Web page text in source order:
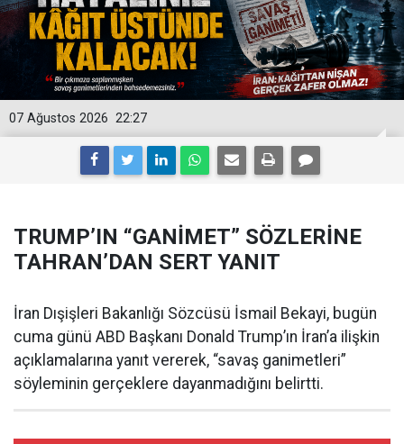
22:27
07 Ağustos 2026
TRUMP’IN “GANİMET” SÖZLERİNE
TAHRAN’DAN SERT YANIT
İran Dışişleri Bakanlığı Sözcüsü İsmail Bekayi, bugün
cuma günü ABD Başkanı Donald Trump’ın İran’a ilişkin
açıklamalarına yanıt vererek, “savaş ganimetleri”
söyleminin gerçeklere dayanmadığını belirtti.